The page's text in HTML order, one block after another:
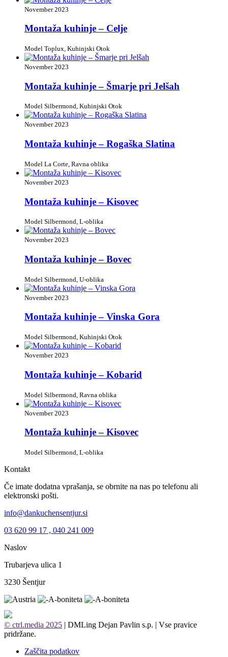
November 2023
Montaža kuhinje – Celje
Model Toplux, Kuhinjski Otok
November 2023
Montaža kuhinje – Šmarje pri Jelšah
Model Silbermond, Kuhinjski Otok
November 2023
Montaža kuhinje – Rogaška Slatina
Model La Corte, Ravna oblika
November 2023
Montaža kuhinje – Kisovec
Model Silbermond, L-oblika
November 2023
Montaža kuhinje – Bovec
Model Silbermond, U-oblika
November 2023
Montaža kuhinje – Vinska Gora
Model Silbermond, Kuhinjski Otok
November 2023
Montaža kuhinje – Kobarid
Model Silbermond, Ravna oblika
November 2023
Montaža kuhinje – Kisovec
Model Silbermond, L-oblika
Kontakt
Če imate dodatna vprašanja, se obrnite na nas po telefonu ali
elektronski pošti.
info@dankuchensentjur.si
03 620 99 17 , 040 241 009
Naslov
Trubarjeva ulica 1
3230 Šentjur
© ctrl.media 2025 | DMLing Dejan Pavlin s.p. | Vse pravice
pridržane.
Zaščita podatkov